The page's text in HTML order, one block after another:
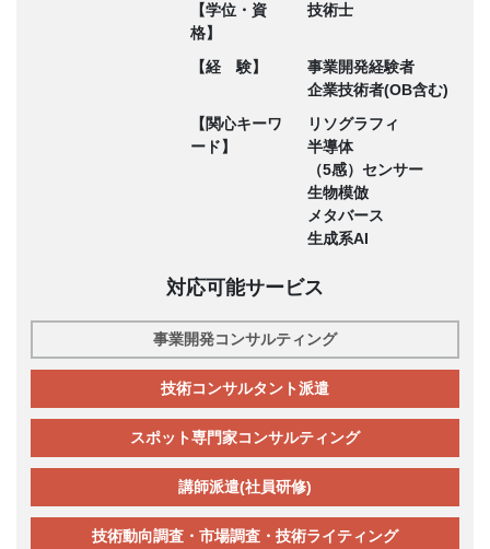
【学位・資
格】
技術士
【経 験】
事業開発経験者
企業技術者(OB含む)
【関心キーワ
ード】
リソグラフィ
半導体
（5感）センサー
生物模倣
メタバース
生成系AI
対応可能サービス
事業開発コンサルティング
技術コンサルタント派遣
スポット専門家コンサルティング
講師派遣(社員研修)
技術動向調査・市場調査・技術ライティング